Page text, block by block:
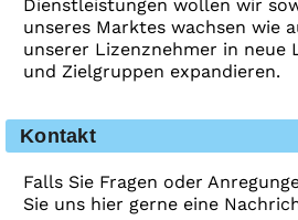
Dienstleistungen wollen wir
unseres Marktes wachsen wie
unserer Lizenznehmer in neue
und Zielgruppen expandieren.
Kontakt
Falls Sie Fragen oder
Sie uns hier gerne eine